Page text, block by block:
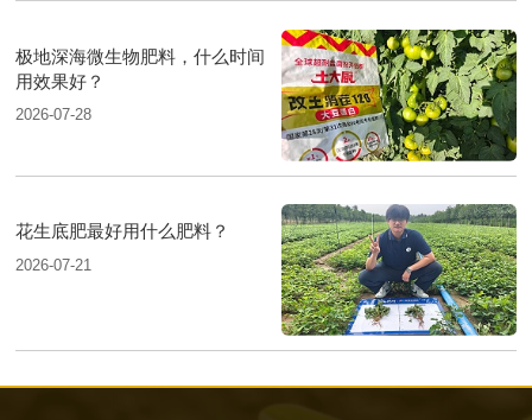
极地深海微生物肥料，什么时间
用效果好？
2026-07-28
花生底肥最好用什么肥料？
2026-07-21